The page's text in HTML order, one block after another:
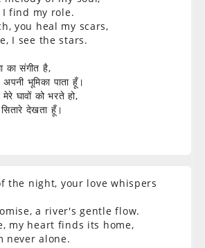
find my role.
you heal my scars,
I see the stars.
का संगीत है,
भूमिका पाता हूँ।
घावों को भरते हो,
देखता हूँ।
the night, your love whispers
a river's gentle flow.
my heart finds its home,
never alone.